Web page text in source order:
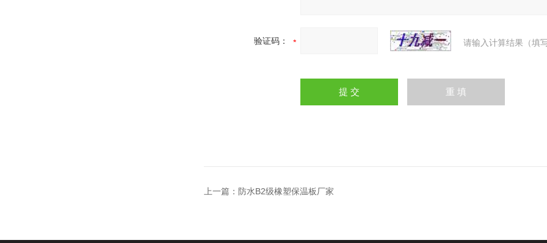
验证码： 请输入计算结果（填
上一篇： 防水B2级橡塑保温板厂家